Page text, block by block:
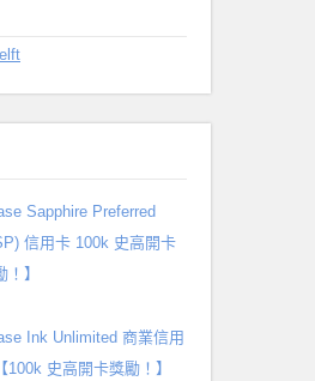
Sapphire Preferred
信用卡 100k 史高開卡
！】
Ink Unlimited 商業信用
100k 史高開卡獎勵！】